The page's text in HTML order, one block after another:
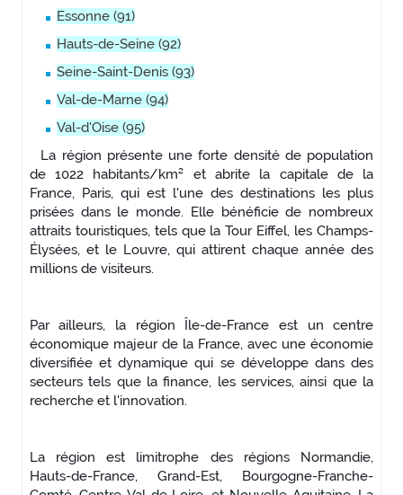
Essonne (91)
Hauts-de-Seine (92)
Seine-Saint-Denis (93)
Val-de-Marne (94)
Val-d'Oise (95)
La région présente une forte densité de population
de 1022 habitants/km² et abrite la capitale de la
France, Paris, qui est l'une des destinations les plus
prisées dans le monde. Elle bénéficie de nombreux
attraits touristiques, tels que la Tour Eiffel, les Champs-
Élysées, et le Louvre, qui attirent chaque année des
millions de visiteurs.
Par ailleurs, la région Île-de-France est un centre
économique majeur de la France, avec une économie
diversifiée et dynamique qui se développe dans des
secteurs tels que la finance, les services, ainsi que la
recherche et l'innovation.
La région est limitrophe des régions Normandie,
Hauts-de-France, Grand-Est, Bourgogne-Franche-